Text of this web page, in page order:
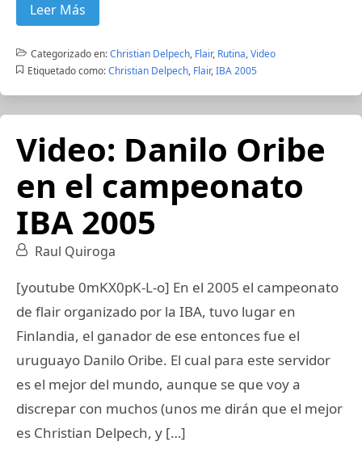
Leer Más
Categorizado en:Christian Delpech, Flair, Rutina,Video
Etiquetado como: Christian Delpech, Flair,IBA 2005
Video: Danilo Oribe
en el campeonato
IBA 2005
Raul Quiroga
[youtube 0mKX0pK-L-o] En el 2005 el campeonato
de flair organizado por la IBA, tuvo lugar en
Finlandia, el ganador de ese entonces fue el
uruguayo Danilo Oribe. El cual para este servidor
es el mejor del mundo, aunque se que voy a
discrepar con muchos (unos me dirán que el mejor
es Christian Delpech, y […]